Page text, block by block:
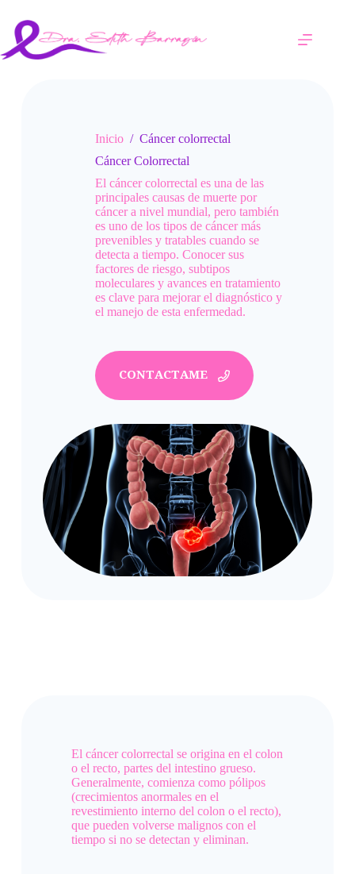
contenido
Inicio / Cáncer colorrectal
Cáncer Colorrectal
El cáncer colorrectal es una de las
principales causas de muerte por
cáncer a nivel mundial, pero también
es uno de los tipos de cáncer más
prevenibles y tratables cuando se
detecta a tiempo. Conocer sus
factores de riesgo, subtipos
moleculares y avances en tratamiento
es clave para mejorar el diagnóstico y
el manejo de esta enfermedad.
CONTACTAME
El cáncer colorrectal se origina en el colon
o el recto, partes del intestino grueso.
Generalmente, comienza como pólipos
(crecimientos anormales en el
revestimiento interno del colon o el recto),
que pueden volverse malignos con el
tiempo si no se detectan y eliminan.